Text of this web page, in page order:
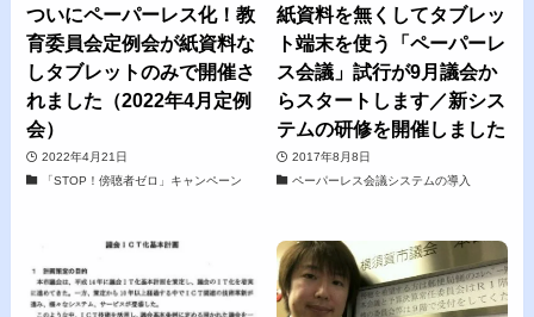
ついにペーパーレス化！教
育委員会定例会が紙資料な
しタブレットのみで開催さ
れました（2022年4月定例
会）
2022年4月21日
「STOP！傍聴者ゼロ」キャンペーン
紙資料を無くしてタブレッ
ト端末を使う「ペーパーレ
ス会議」試行が9月議会か
らスタートします／新シス
テムの研修を開催しました
2017年8月8日
ペーパーレス会議システムの導入